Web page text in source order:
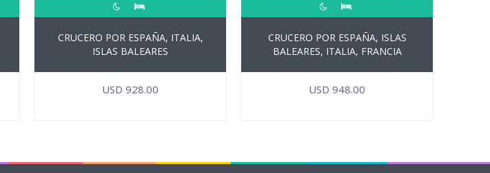
CRUCERO POR ESPAÑA, ITALIA,
ISLAS BALEARES
USD 928.00
CRUCERO POR ESPAÑA, ISLAS
BALEARES, ITALIA, FRANCIA
USD 948.00